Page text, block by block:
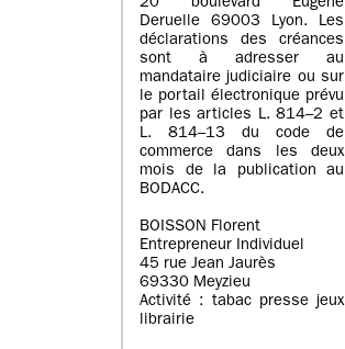
20 boulevard Eugène
Deruelle 69003 Lyon. Les
déclarations des créances
sont à adresser au
mandataire judiciaire ou sur
le portail électronique prévu
par les articles L. 814–2 et
L. 814–13 du code de
commerce dans les deux
mois de la publication au
BODACC.
BOISSON Florent
Entrepreneur Individuel
45 rue Jean Jaurès
69330 Meyzieu
Activité : tabac presse jeux
librairie